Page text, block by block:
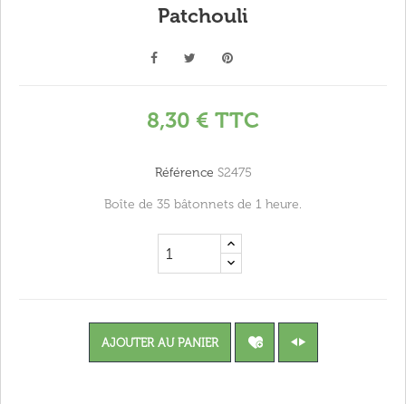
Patchouli
8,30 € TTC
Référence S2475
Boîte de 35 bâtonnets de 1 heure.
AJOUTER AU PANIER